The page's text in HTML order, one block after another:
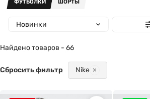
ФУТБОЛКИ ШОРТЫ
Новинки
Найдено товаров - 66
Nike
Сбросить фильтр